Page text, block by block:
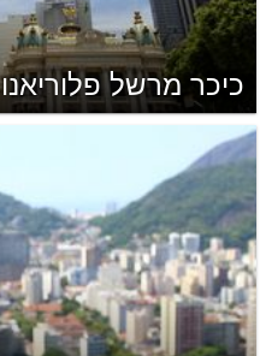
כיכר מרשל פלוריאנו